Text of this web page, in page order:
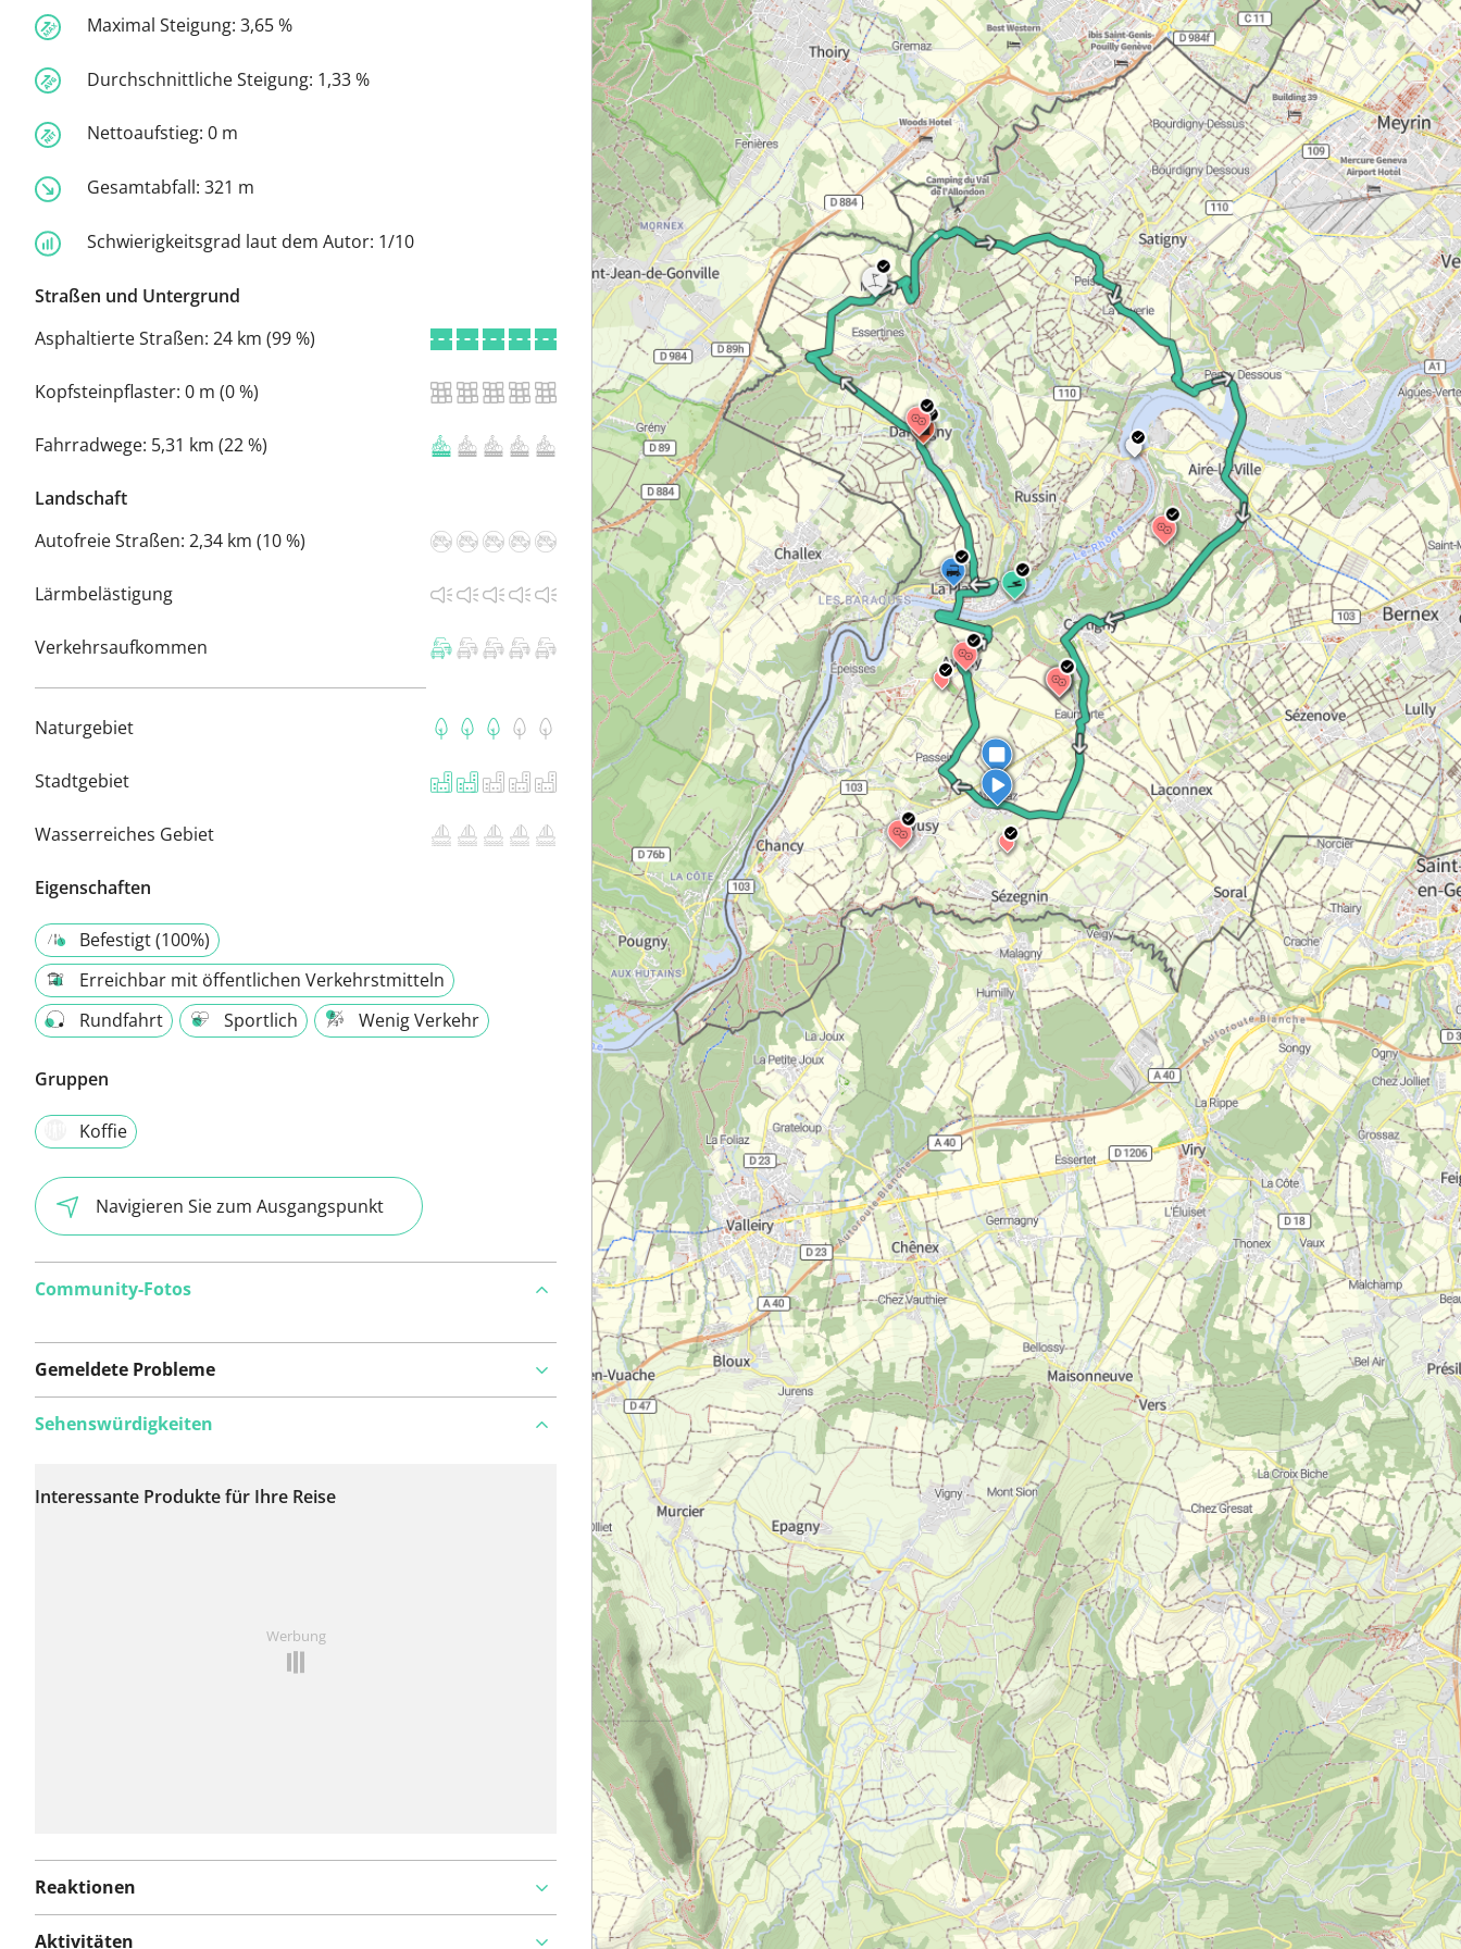
Maximal Steigung: 3,65 %
Durchschnittliche Steigung: 1,33 %
Nettoaufstieg: 0 m
Gesamtabfall: 321 m
Schwierigkeitsgrad laut dem Autor: 1/10
Straßen und Untergrund
Asphaltierte Straßen: 24 km (99 %)
Kopfsteinpflaster: 0 m (0 %)
Fahrradwege: 5,31 km (22 %)
Landschaft
Autofreie Straßen: 2,34 km (10 %)
Lärmbelästigung
Verkehrsaufkommen
Naturgebiet
Stadtgebiet
Wasserreiches Gebiet
Eigenschaften
Befestigt (100%)
Erreichbar mit öffentlichen Verkehrstmitteln
Rundfahrt
Sportlich Wenig Verkehr
Gruppen
Koffie
Navigieren Sie zum Ausgangspunkt
Community-Fotos
Gemeldete Probleme
wurden bisher keine
Sehenswürdigkeiten
Interessante Produkte für Ihre Reise
Werbung
Reaktionen
Aktivitäten